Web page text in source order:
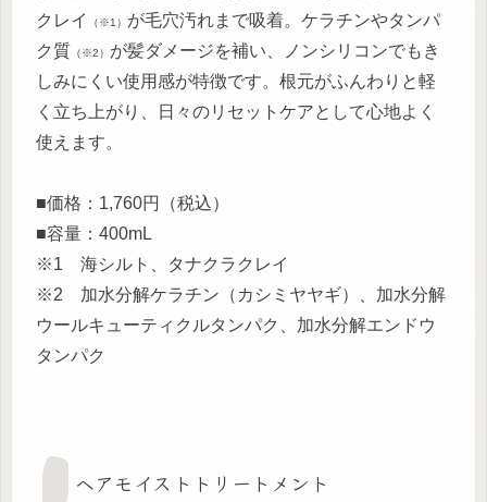
クレイ
（※1） が毛穴汚れまで吸着。ケラチンやタンパ
ク質 （※2） が髪ダメージを補い、ノンシリコンでもき
しみにくい使用感が特徴です。根元がふんわりと軽
く立ち上がり、日々のリセットケアとして心地よく
使えます。
■価格：1,760円（税込）
■容量：400mL
※1 海シルト、タナクラクレイ
※2 加水分解ケラチン（カシミヤヤギ）、加水分解
ウールキューティクルタンパク、加水分解エンドウ
タンパク
ヘアモイストトリートメント